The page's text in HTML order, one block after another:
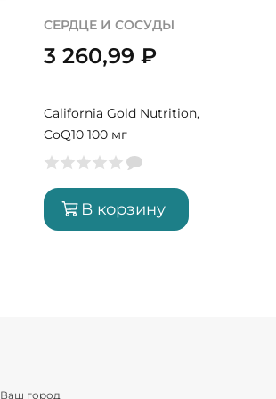
СЕРДЦЕ И СОСУДЫ
3 260,99 ₽
California Gold Nutrition,
CoQ10 100 мг
В корзину
Ваш город